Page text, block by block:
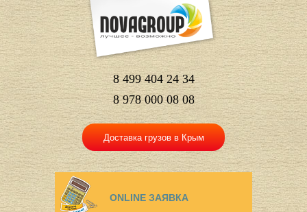
8 499 404 24 34
8 978 000 08 08
Доставка грузов в Крым
ONLINE ЗАЯВКА